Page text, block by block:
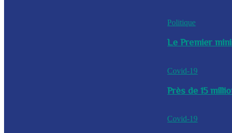
Politique
Le Premier
Covid-19
Près de 15
Covid-19